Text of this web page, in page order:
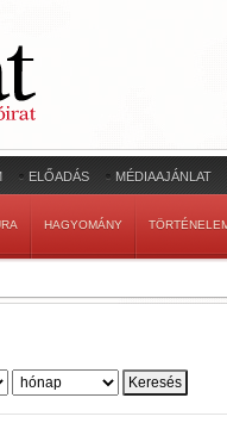
ELŐADÁS MÉDIAAJÁNLAT
HAGYOMÁNY